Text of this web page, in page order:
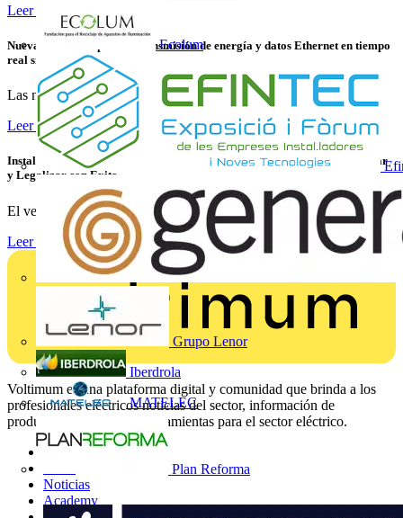
Ecolum
Grupo Lenor
Iberdrola
MATELEC
Plan Reforma
Leer más
Nuevas variantes para la transmisión de energía y datos Ethernet en tiempo
real sin contacto
Las nuevas variantes de los acopladores NearFi de...
Leer más
Instalaciones de Recarga para Vehículo Eléctrico: Cómo Instalar, Verificar
y Legalizar con Éxito
El vehículo eléctrico ya no es una tendencia emergente: es...
Leer más
Voltimum es una plataforma digital y comunidad que brinda a los
profesionales eléctricos noticias del sector, información de
productos, formación y herramientas para el sector eléctrico.
Mapa del sitio
Noticias
Academy